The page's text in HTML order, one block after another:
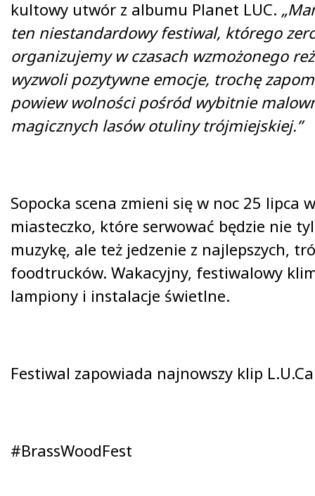
kultowy utwór z albumu Planet LUC.
ten niestandardowy festiwal, którego
organizujemy w czasach wzmożonego
wyzwoli pozytywne emocje, trochę
powiew wolności pośród wybitnie
magicznych lasów otuliny trójmiejskiej.”
Sopocka scena zmieni się w noc 25 lipca
miasteczko, które serwować będzie nie
muzykę, ale też jedzenie z najlepszych,
foodtrucków. Wakacyjny, festiwalowy
lampiony i instalacje świetlne.
Festiwal zapowiada najnowszy klip
#BrassWoodFest